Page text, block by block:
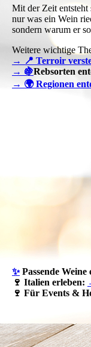
Mit der Zeit entsteht
nur was ein Wein
sondern warum er
Weitere wichtige
→ 📍 Terroir
→ 🍇Rebsorten
→ 🌍 Regionen
✨Passende Weine
🍷 Italien erleben:
🍷 Für Events &